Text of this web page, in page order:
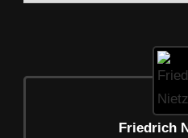
Friedrich